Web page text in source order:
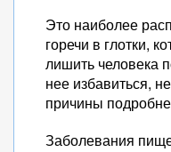
Это наиболее
горечи в глотки,
лишить человека
нее избавиться,
причины
Заболевания